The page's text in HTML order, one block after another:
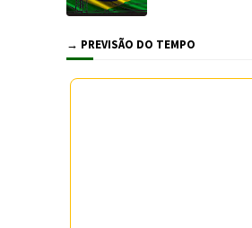
→ PREVISÃO DO TEMPO